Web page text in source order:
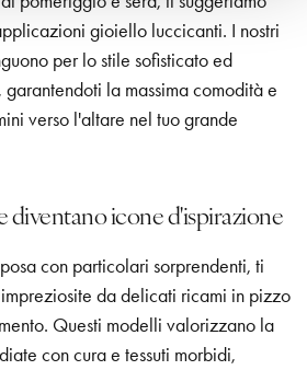
gioiello luccicanti. I nostri
per lo stile sofisticato ed
la massima comodità e
verso l'altare nel tuo grande
diventano icone d'ispirazione
con particolari sorprendenti, ti
da delicati ricami in pizzo
Questi modelli valorizzano la
con cura e tessuti morbidi,